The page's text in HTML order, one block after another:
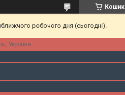
Кошик
робочого дня (сьогодні).
Україна